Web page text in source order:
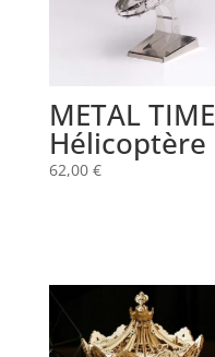
METAL TIME
Hélicoptère
62,00 €